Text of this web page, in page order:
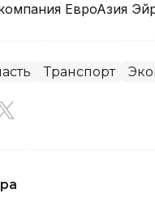
ЕвроАзия
Транспорт